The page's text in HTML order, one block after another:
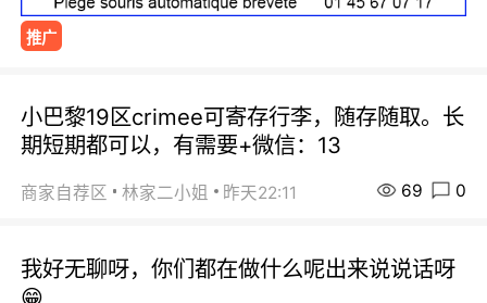
推广
小巴黎19区crimee可寄存行李，随存随取。长
期短期都可以，有需要+微信：13
商家自荐区 林家二小姐 昨天22:11 69 0
我好无聊呀，你们都在做什么呢出来说说话呀
😁